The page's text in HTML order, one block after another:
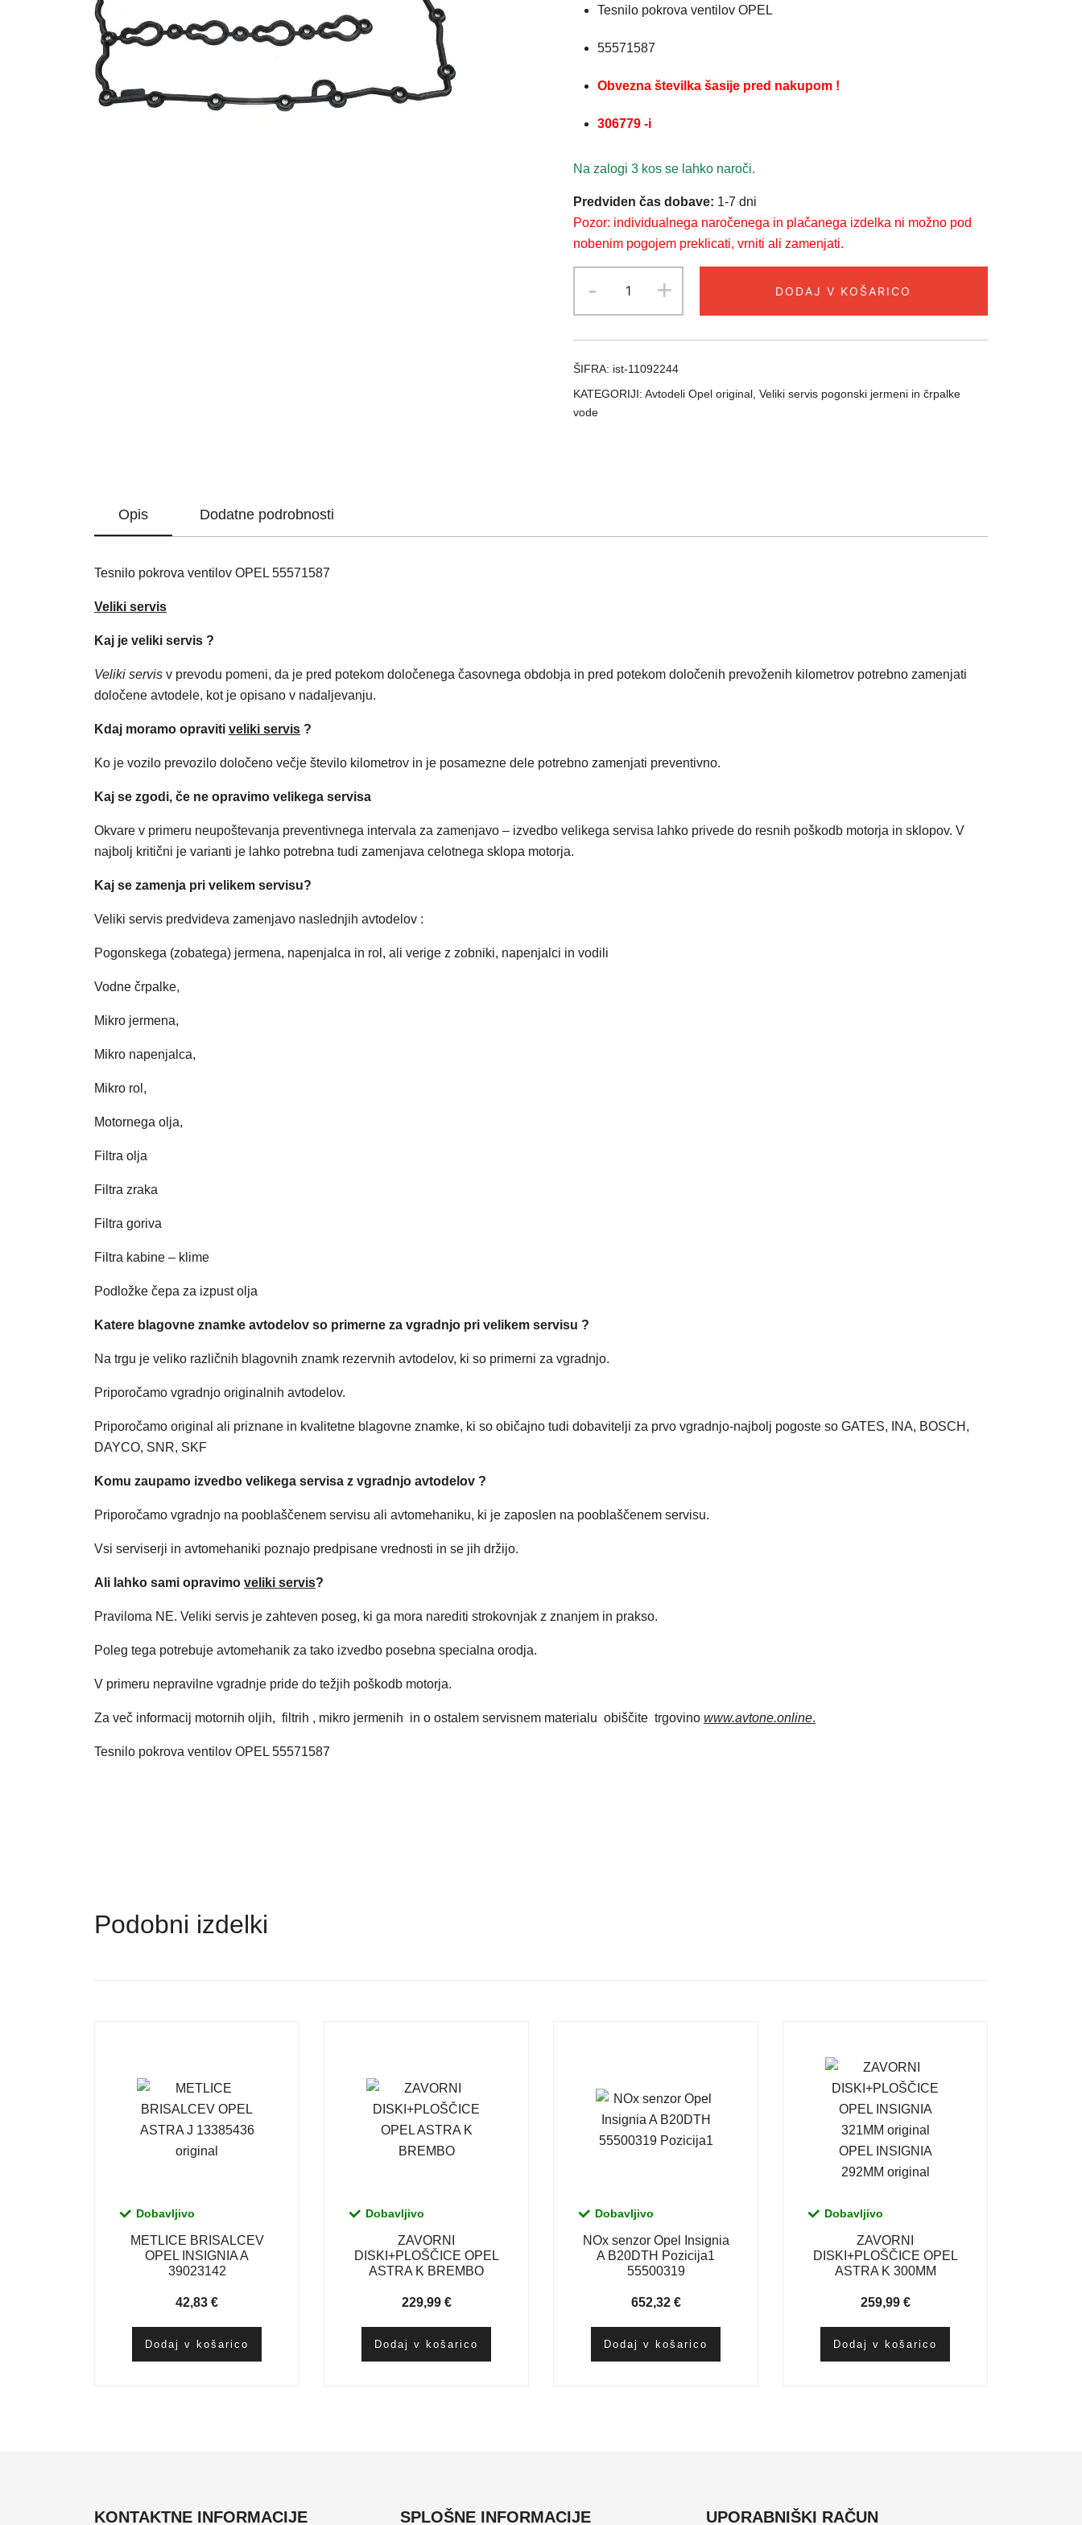
Tesnilo pokrova ventilov OPEL
55571587
Obvezna številka šasije pred nakupom !
306779 -i
Na zalogi 3 kos se lahko naroči.
Predviden čas dobave: 1-7 dni
Pozor: individualnega naročenega in plačanega izdelka ni možno pod
nobenim pogojem preklicati, vrniti ali zamenjati.
-
pokrova
ventilov
OPEL
+ DODAJ V KOŠARICO
ŠIFRA: ist-11092244
KATEGORIJI: Avtodeli Opel original Veliki servis pogonski jermeni in črpalke
vode
Opis Dodatne podrobnosti
Tesnilo pokrova ventilov OPEL 55571587
Veliki servis
Kaj je veliki servis ?
Veliki servis v prevodu pomeni, da je pred potekom določenega časovnega obdobja in pred potekom določenih prevoženih kilometrov potrebno zamenjati
določene avtodele, kot je opisano v nadaljevanju.
Kdaj moramo opraviti veliki servis ?
Ko je vozilo prevozilo določeno večje število kilometrov in je posamezne dele potrebno zamenjati preventivno.
Kaj se zgodi, če ne opravimo velikega servisa
Okvare v primeru neupoštevanja preventivnega intervala za zamenjavo – izvedbo velikega servisa lahko privede do resnih poškodb motorja in sklopov. V
najbolj kritični je varianti je lahko potrebna tudi zamenjava celotnega sklopa motorja.
Kaj se zamenja pri velikem servisu?
Veliki servis predvideva zamenjavo naslednjih avtodelov :
Pogonskega (zobatega) jermena, napenjalca in rol, ali verige z zobniki, napenjalci in vodili
Vodne črpalke,
Mikro jermena,
Mikro napenjalca,
Mikro rol,
Motornega olja,
Filtra olja
Filtra zraka
Filtra goriva
Filtra kabine – klime
Podložke čepa za izpust olja
Katere blagovne znamke avtodelov so primerne za vgradnjo pri velikem servisu ?
Na trgu je veliko različnih blagovnih znamk rezervnih avtodelov, ki so primerni za vgradnjo.
Priporočamo vgradnjo originalnih avtodelov.
Priporočamo original ali priznane in kvalitetne blagovne znamke, ki so običajno tudi dobavitelji za prvo vgradnjo-najbolj pogoste so GATES, INA, BOSCH,
DAYCO, SNR, SKF
Komu zaupamo izvedbo velikega servisa z vgradnjo avtodelov ?
Priporočamo vgradnjo na pooblaščenem servisu ali avtomehaniku, ki je zaposlen na pooblaščenem servisu.
Vsi serviserji in avtomehaniki poznajo predpisane vrednosti in se jih držijo.
Ali lahko sami opravimo veliki servis?
Praviloma NE. Veliki servis je zahteven poseg, ki ga mora narediti strokovnjak z znanjem in prakso.
Poleg tega potrebuje avtomehanik za tako izvedbo posebna specialna orodja.
V primeru nepravilne vgradnje pride do težjih poškodb motorja.
Za več informacij motornih oljih, filtrih , mikro jermenih in o ostalem servisnem materialu obiščite trgovino www.avtone.online.
Tesnilo pokrova ventilov OPEL 55571587
Podobni izdelki
Dobavljivo
METLICE BRISALCEV
OPEL INSIGNIA A
39023142
42,83 €
Dodaj v košarico
Dobavljivo
ZAVORNI
DISKI+PLOŠČICE OPEL
ASTRA K BREMBO
229,99 €
Dodaj v košarico
Dobavljivo
NOx senzor Opel Insignia
A B20DTH Pozicija1
55500319
652,32 €
Dodaj v košarico
Dobavljivo
ZAVORNI
DISKI+PLOŠČICE OPEL
ASTRA K 300MM
259,99 €
Dodaj v košarico
KONTAKTNE INFORMACIJE SPLOŠNE INFORMACIJE UPORABNIŠKI RAČUN